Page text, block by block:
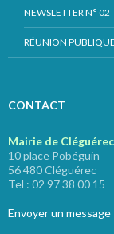
NEWSLETTER N° 02
RÉUNION
CONTACT
Mairie de Cléguérec
10 place Pobéguin
56 480 Cléguérec
Tel : 02 97 38 00 15
Envoyer un message